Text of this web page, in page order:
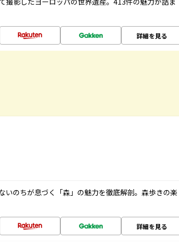
詳細を見る
いのちが息づく「森」の魅力を徹底解剖。森歩きの楽
詳細を見る